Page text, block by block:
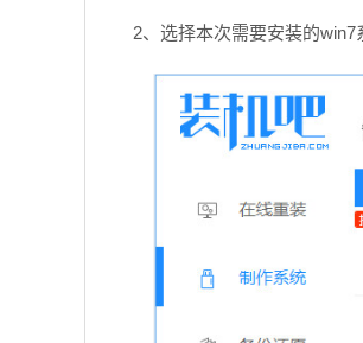
2、选择本次需要安装的win7